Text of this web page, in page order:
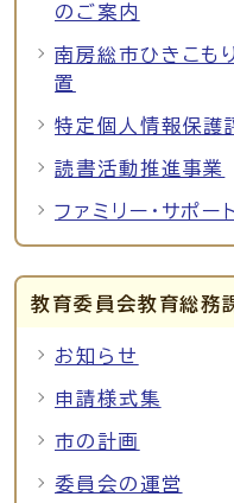
のご案内
南房総市ひきこも
置
特定個人情報保護
読書活動推進事業
ファミリー・サポー
教育委員会教育総務
お知らせ
申請様式集
市の計画
委員会の運営